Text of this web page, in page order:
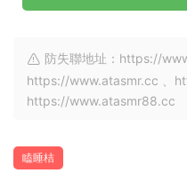
防失聯地址：https://
https://www.atasmr.cc 、
https://www.atasmr88.cc
瞌睡桔